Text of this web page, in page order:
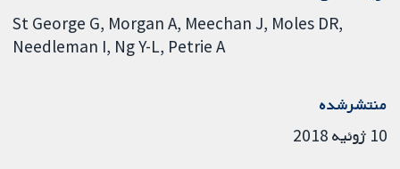
St George G Morgan A Meechan J Moles DR
Needleman I Ng Y-L Petrie A
منتشرشده
10 ژوئیه 2018